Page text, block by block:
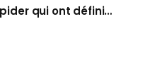
qui ont défini
au vent